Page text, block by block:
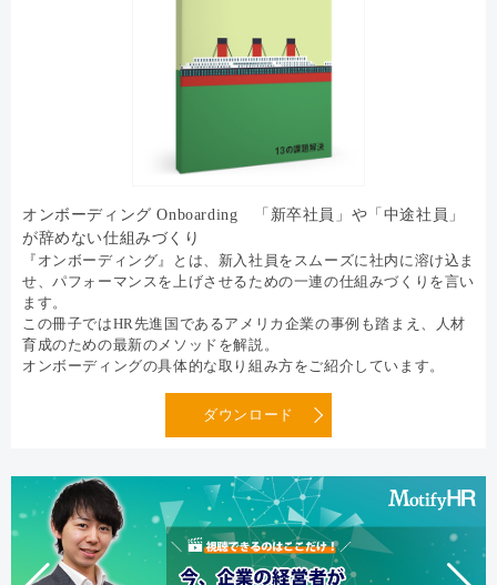
オンボーディング Onboarding 「新卒社員」や「中途社員」
が辞めない仕組みづくり
『オンボーディング』とは、新入社員をスムーズに社内に溶け込ま
せ、パフォーマンスを上げさせるための一連の仕組みづくりを言い
ます。
この冊子ではHR先進国であるアメリカ企業の事例も踏まえ、人材
育成のための最新のメソッドを解説。
オンボーディングの具体的な取り組み方をご紹介しています。
ダウンロード